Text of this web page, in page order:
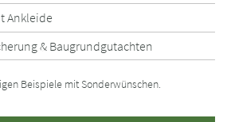
Ankleide
& Baugrundgutachten
Beispiele mit Sonderwünschen.